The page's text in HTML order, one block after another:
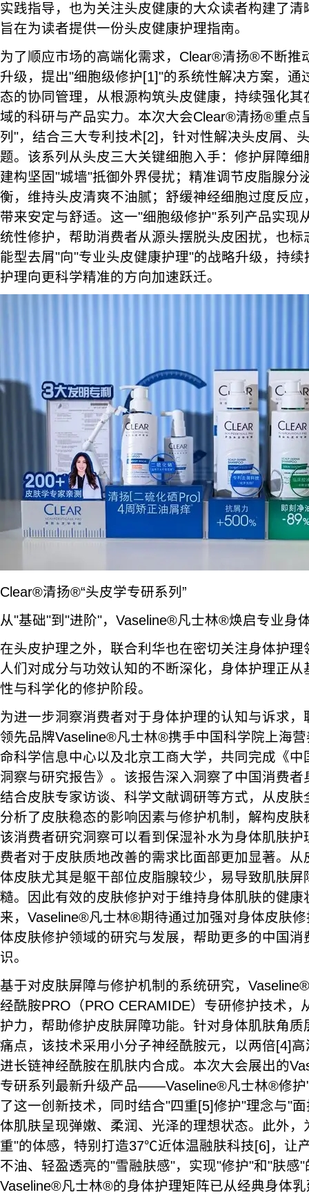
实践指导，也为关注头皮健康的大众读者构建了
旨在为读者提供一份头皮健康护理指南。
为了顺应市场的高端化需求，Clear®清扬®不断推
升级，提出"细胞级修护[1]"的系统性解决方案，通
态的协同管理，从根源构筑头皮健康，持续强化
域的科研与产品实力。本次大会Clear®清扬®重点
列"，结合三大专利技术[2]，针对性解决头皮屑、
题。该系列从头皮三大关键细胞入手：修护屏障
建构坚固"城墙"抵御外界侵扰；精准调节皮脂腺分
衡，维持头皮清爽不油腻；舒缓神经细胞过度反
带来安定与舒适。这一"细胞级修护"系列产品实现
统性修护，帮助消费者从源头摆脱头皮困扰，也
能型去屑"向"专业头皮健康护理"的战略升级，持
护理向更科学精准的方向加速跃迁。
Clear®清扬®“头皮学专研系列”
从"基础"到"进阶"，Vaseline®凡士林®焕启专业身
在头皮护理之外，联合利华也在密切关注身体护
人们对成分与功效认知的不断深化，身体护理正
性与科学化的修护阶段。
为进一步洞察消费者对于身体护理的认知与诉求
领先品牌Vaseline®凡士林®携手中国科学院上海
命科学信息中心以及北京工商大学，共同完成《
洞察与研究报告》。该报告深入洞察了中国消费
结合皮肤专家访谈、科学文献调研等方式，从皮
分析了皮肤稳态的影响因素与修护机制，解构皮
该消费者研究洞察可以看到保湿补水为身体肌肤
费者对于皮肤质地改善的需求比面部更加显著。
体皮肤尤其是躯干部位皮脂腺较少，易导致肌肤屏
糙。因此有效的皮肤修护对于维持身体肌肤的健
来，Vaseline®凡士林®期待通过加强对身体皮肤
体皮肤修护领域的研究与发展，帮助更多的中国消
识。
基于对皮肤屏障与修护机制的系统研究，
经酰胺PRO（PRO CERAMIDE）专研修护技术，
护力，帮助修护皮肤屏障功能。针对身体肌肤角
痛点，该技术采用小分子神经酰胺元，以两倍[4]
进长链神经酰胺在肌肤内合成。本次大会展出的
专研系列最新升级产品——Vaseline®凡士林®修护
了这一创新技术，同时结合"四重[5]修护"理念与"
体肌肤呈现弹嫩、柔润、光泽的理想状态。此外，
重"的体感，特别打造37℃近体温融肤科技[6]，让
不油、轻盈透亮的"雪融肤感"，实现"修护"和"肤感
Vaseline®凡士林®的身体护理矩阵已从经典身体